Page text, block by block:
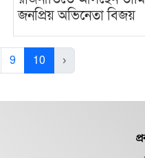
জনপ্রিয় অভিনেতা বিজয়
9 10 ›